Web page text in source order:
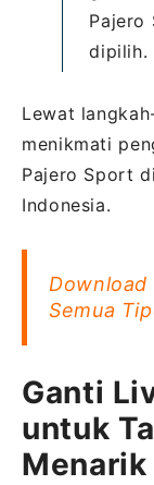
Pajero
dipilih.
Lewat
menikmati
Pajero Sport
Indonesia.
Download
Semua
Ganti
untuk
Menarik